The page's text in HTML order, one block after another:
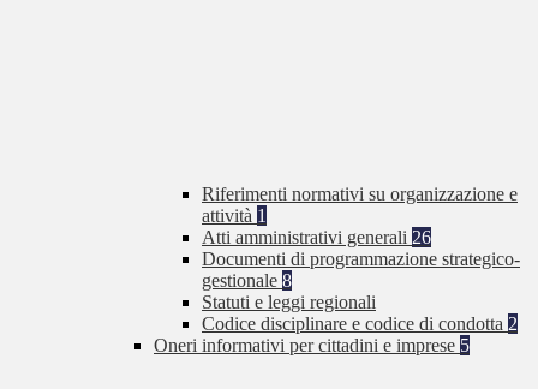
Riferimenti normativi su organizzazione e
attività 1
Atti amministrativi generali 26
Documenti di programmazione strategico-
gestionale 8
Statuti e leggi regionali
Codice disciplinare e codice di condotta 2
Oneri informativi per cittadini e imprese 5